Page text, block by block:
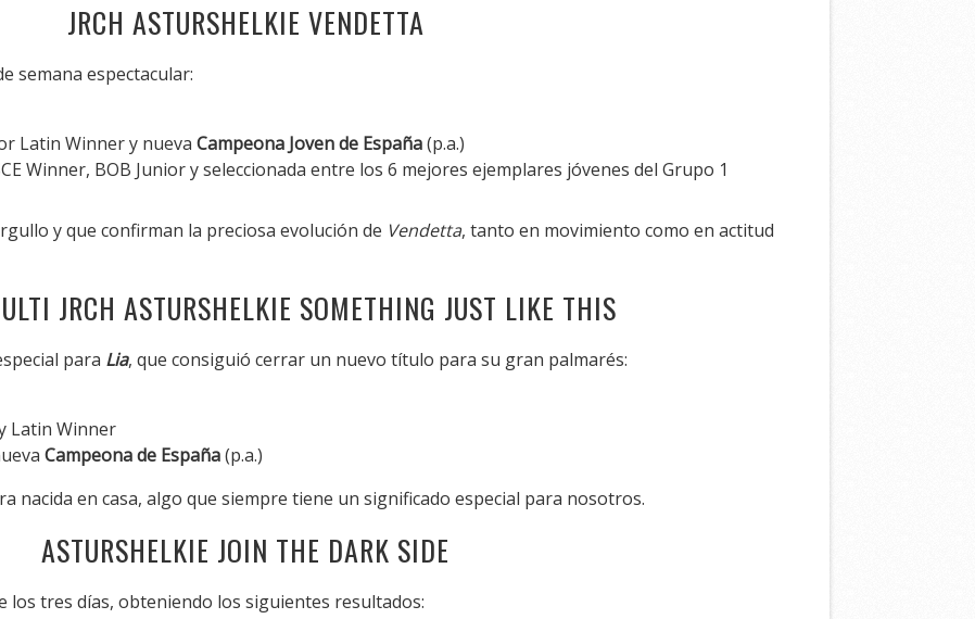
JRCH ASTURSHELKIE VENDETTA
semana espectacular:
Latin Winner y nuevaCampeona Joven de España(p.a.)
Winner, BOB Junior y seleccionada entre los 6 mejores ejemplares jóvenes del Grupo 1
y que confirman la preciosa evolución de Vendetta, tanto en movimiento como en actitud
JRCH ASTURSHELKIE SOMETHING JUST LIKE THIS
para Lia, que consiguió cerrar un nuevo título para su gran palmarés:
y Latin Winner
Campeona de España(p.a.)
nacida en casa, algo que siempre tiene un significado especial para nosotros.
ASTURSHELKIE JOIN THE DARK SIDE
tres días, obteniendo los siguientes resultados: